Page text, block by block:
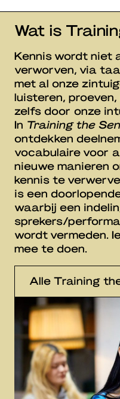
Wat is
Kennis wordt niet
verworven, via
met al onze
luisteren,
zelfs door onze
In Training the
ontdekken
vocabulaire voor
nieuwe manieren
kennis te
is een
waarbij een
sprekers/
wordt vermeden.
mee te doen.
Alle Training